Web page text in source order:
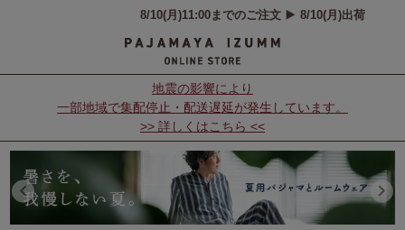
地震の影響により
一部地域で集配停止・配送遅延が発生しています。
>> 詳しくはこちら <<